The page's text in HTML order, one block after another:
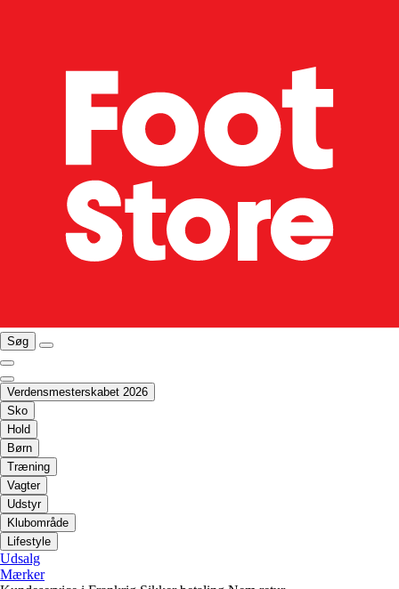
Søg
Verdensmesterskabet 2026
Sko
Hold
Børn
Træning
Vagter
Udstyr
Klubområde
Lifestyle
Udsalg
Mærker